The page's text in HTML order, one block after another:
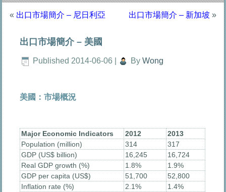
« 出口市場簡介 – 尼日利亞 出口市場簡介 – 新加坡 »
出口市場簡介 – 美國
Published 2014-06-06 By Wong
美國：市場概況
Major Economic Indicators 2012
2013
Population (million)
314
317
GDP (US$ billion)
16,245
16,724
Real GDP growth (%)
1.8%
1.9%
GDP per capita (US$)
51,700
52,800
Inflation rate (%)
2.1%
1.4%